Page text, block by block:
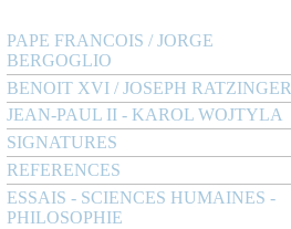
PAPE FRANCOIS / JORGE
BERGOGLIO
BENOIT XVI / JOSEPH RATZINGER
JEAN-PAUL II - KAROL WOJTYLA
SIGNATURES
REFERENCES
ESSAIS - SCIENCES HUMAINES -
PHILOSOPHIE